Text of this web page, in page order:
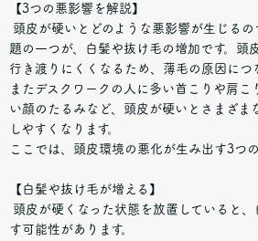
【3つの悪影響を解説】
頭皮が硬いとどのような悪影響が生じる
題の一つが、白髪や抜け毛の増加です。頭
行き渡りにくくなるため、薄毛の原因につ
またデスクワークの人に多い首こりや肩こ
い顔のたるみなど、頭皮が硬いとさまざま
しやすくなります。
ここでは、頭皮環境の悪化が生み出す3つ
【白髪や抜け毛が増える】
頭皮が硬くなった状態を放置していると
す可能性があります。